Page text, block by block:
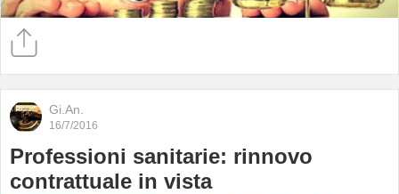
Gi.An.
16/7/2016
Professioni sanitarie: rinnovo
contrattuale in vista